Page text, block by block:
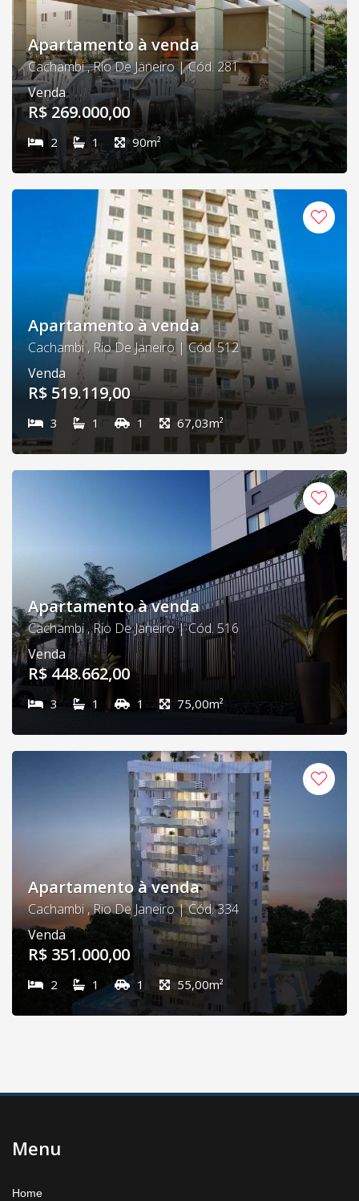
Apartamento à venda
Cachambi , Rio De Janeiro | Cód. 281
Venda
R$ 269.000,00
2 1 90m²
Apartamento à venda
Cachambi , Rio De Janeiro | Cód. 512
Venda
R$ 519.119,00
3 1 1 67,03m²
Apartamento à venda
Cachambi , Rio De Janeiro | Cód. 516
Venda
R$ 448.662,00
3 1 1 75,00m²
Apartamento à venda
Cachambi , Rio De Janeiro | Cód. 334
Venda
R$ 351.000,00
2 1 1 55,00m²
Menu
Home